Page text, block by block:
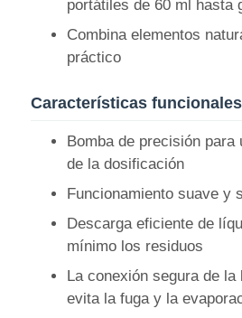
Visita a la fábrica
Control de Calidad
Contacto
Solicitar una cotización
Botella de aerosol cosmético
portátiles de 60 ml hasta
Combina elementos
práctico
Características funcionales
Bomba de precisión para
de la dosificación
Funcionamiento suave y
Descarga eficiente de
mínimo los residuos
La conexión segura de la
evita la fuga y la